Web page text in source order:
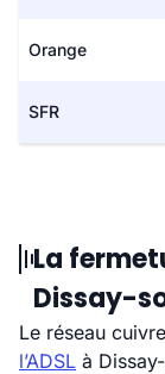
Orange
SFR
La
Dissay-
Le réseau
l’ADSL à